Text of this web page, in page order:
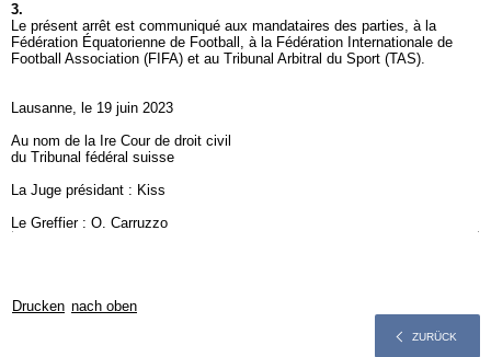
3.
Le présent arrêt est communiqué aux mandataires des parties, à la
Fédération Équatorienne de Football, à la Fédération Internationale de
Football Association (FIFA) et au Tribunal Arbitral du Sport (TAS).
Lausanne, le 19 juin 2023
Au nom de la Ire Cour de droit civil
du Tribunal fédéral suisse
La Juge présidant : Kiss
Le Greffier : O. Carruzzo
Drucken nach oben
ZURÜCK